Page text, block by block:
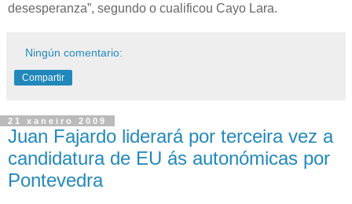
desesperanza”, segundo o cualificou Cayo Lara.
Ningún comentario:
Compartir
21 xaneiro 2009
Juan Fajardo liderará por terceira vez a
candidatura de EU ás autonómicas por
Pontevedra